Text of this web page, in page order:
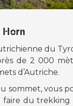
Horn
du
de 2 000
d’Autriche.
sommet, vous
du trekking